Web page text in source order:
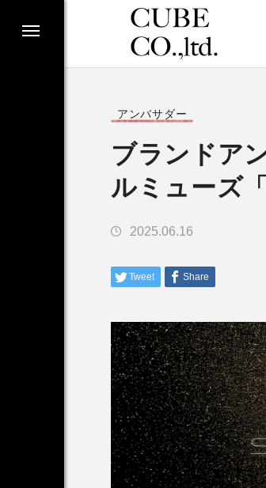
アンバサダー
ブランドア
ルミューズ
2025.06.16